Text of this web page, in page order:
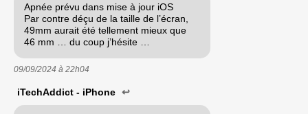
Apnée prévu dans mise à jour iOS
Par contre déçu de la taille de l’écran,
49mm aurait été tellement mieux que
46 mm … du coup j’hésite …
09/09/2024 à 22h04
iTechAddict - iPhone ↩